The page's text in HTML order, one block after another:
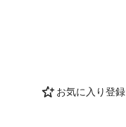
お気に入り登録